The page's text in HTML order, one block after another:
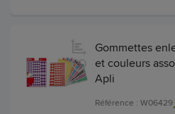
Gommettes
et couleurs
Apli
Référence : W06429